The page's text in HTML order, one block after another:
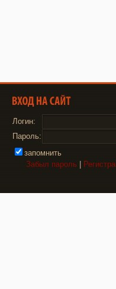
Логин:
Пароль:
запомнить
Забыл пароль